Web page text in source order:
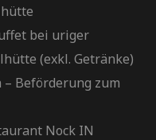
bei uriger
(exkl. Getränke)
Beförderung zum
Nock IN